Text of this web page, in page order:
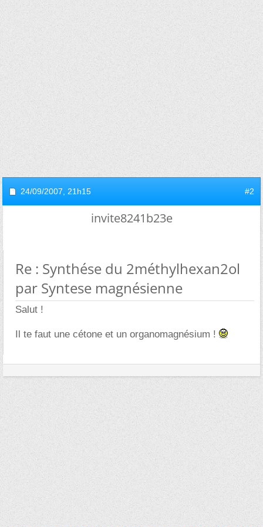
24/09/2007, 21h15 #2
invite8241b23e
Re : Synthése du 2méthylhexan2ol
par Syntese magnésienne
Salut !
Il te faut une cétone et un organomagnésium !